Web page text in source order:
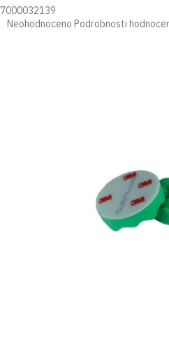
7000032139
Průměrné
Neohodnoceno Podrobnosti